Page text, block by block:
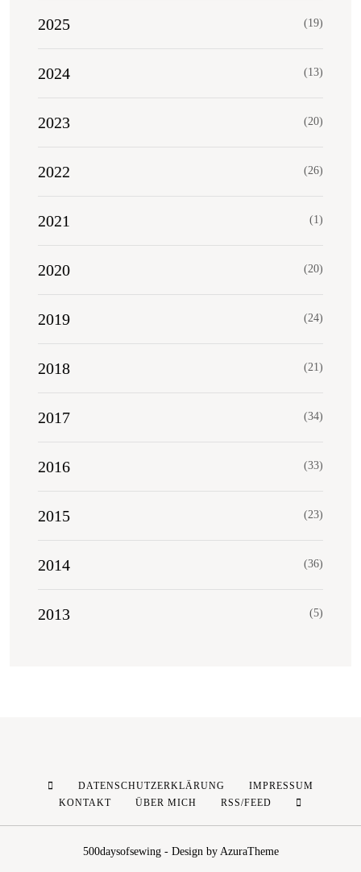
2025 (19)
2024 (13)
2023 (20)
2022 (26)
2021 (1)
2020 (20)
2019 (24)
2018 (21)
2017 (34)
2016 (33)
2015 (23)
2014 (36)
2013 (5)
DATENSCHUTZERKLÄRUNG
IMPRESSUM
KONTAKT
ÜBER MICH RSS/FEED
500daysofsewing - Design by AzuraTheme